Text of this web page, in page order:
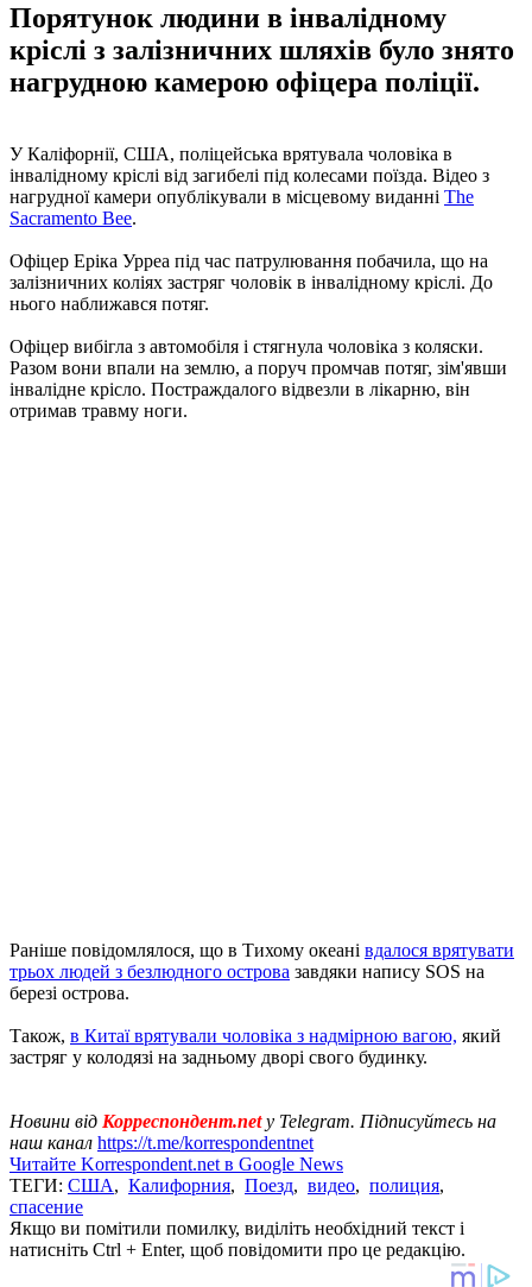
Порятунок людини в інвалідному
кріслі з залізничних шляхів було знято
нагрудною камерою офіцера поліції.
У Каліфорнії, США, поліцейська врятувала чоловіка в
інвалідному кріслі від загибелі під колесами поїзда. Відео з
нагрудної камери опублікували в місцевому виданні The
Sacramento Bee.
Офіцер Еріка Урреа під час патрулювання побачила, що на
залізничних коліях застряг чоловік в інвалідному кріслі. До
нього наближався потяг.
Офіцер вибігла з автомобіля і стягнула чоловіка з коляски.
Разом вони впали на землю, а поруч промчав потяг, зім'явши
інвалідне крісло. Постраждалого відвезли в лікарню, він
отримав травму ноги.
Раніше повідомлялося, що в Тихому океані вдалося врятувати
трьох людей з безлюдного острова завдяки напису SOS на
березі острова.
Також, в Китаї врятували чоловіка з надмірною вагою, який
застряг у колодязі на задньому дворі свого будинку.
Новини від Корреспондент.net у Telegram. Підписуйтесь на
наш канал https://t.me/korrespondentnet
Читайте Korrespondent.net в Google News
ТЕГИ: США, Калифорния, Поезд, видео, полиция,
спасение
Якщо ви помітили помилку, виділіть необхідний текст і
натисніть Ctrl + Enter, щоб повідомити про це редакцію.